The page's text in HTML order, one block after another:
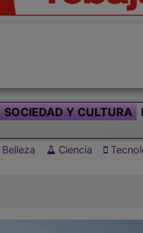
SOCIEDAD Y CULTURA
Ciencia